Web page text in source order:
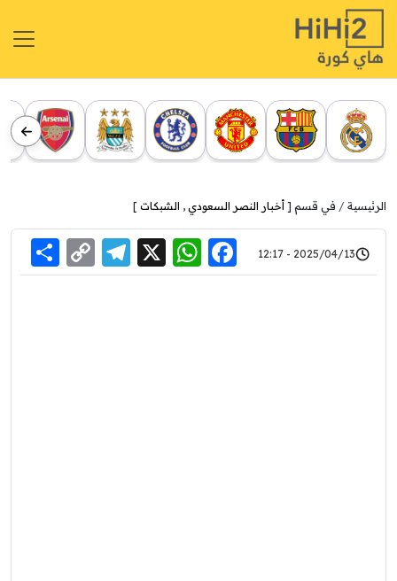
الرئيسية في قسم [ أخبار النصر السعودي , الشبكات ]
2025/04/13 - 12:17
Facebook
WhatsApp
X
Link